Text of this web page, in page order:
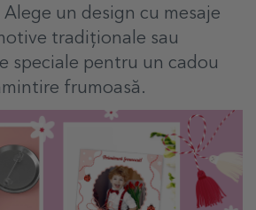
un design cu mesaje
tradiționale sau
speciale pentru un cadou
frumoasă.